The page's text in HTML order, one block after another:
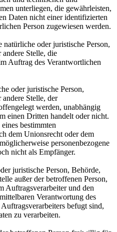
unterliegen, die gewährleisten,
Daten nicht einer identifizierten
Person zugewiesen werden.
natürliche oder juristische Person,
Stelle, die
Auftrag des Verantwortlichen
oder juristische Person,
Stelle, der
werden, unabhängig
einen Dritten handelt oder nicht.
bestimmten
dem Unionsrecht oder dem
personenbezogene
nicht als Empfänger.
juristische Person, Behörde,
außer der betroffenen Person,
Auftragsverarbeiter und den
Verantwortung des
befugt sind,
zu verarbeiten.